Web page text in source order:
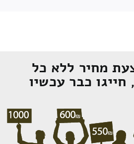
מחיר ללא כל
חייגו כבר עכשיו